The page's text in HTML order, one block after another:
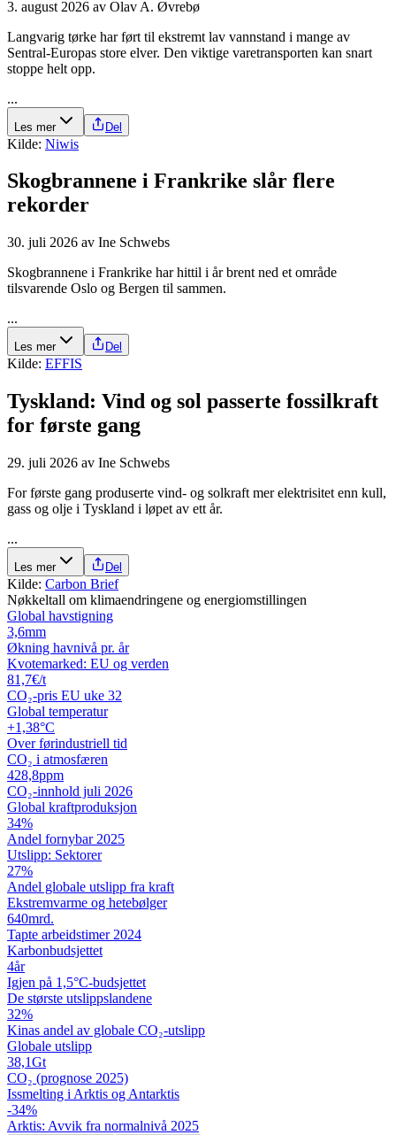
3. august 2026 av Olav A. Øvrebø
Langvarig tørke har ført til ekstremt lav vannstand i mange av
Sentral-Europas store elver. Den viktige varetransporten kan snart
stoppe helt opp.
...
Les mer Del
Kilde: Niwis
Skogbrannene i Frankrike slår flere
rekorder
30. juli 2026 av Ine Schwebs
Skogbrannene i Frankrike har hittil i år brent ned et område
tilsvarende Oslo og Bergen til sammen.
...
Les mer Del
Kilde: EFFIS
Tyskland: Vind og sol passerte fossilkraft
for første gang
29. juli 2026 av Ine Schwebs
For første gang produserte vind- og solkraft mer elektrisitet enn kull,
gass og olje i Tyskland i løpet av ett år.
...
Les mer Del
Kilde: Carbon Brief
Nøkkeltall om klimaendringene og energiomstillingen
Global havstigning
3,6mm
Økning havnivå pr. år
Kvotemarked: EU og verden
81,7€/t
CO₂-pris EU uke 32
Global temperatur
+1,38°C
Over førindustriell tid
CO₂ i atmosfæren
428,8ppm
CO₂-innhold juli 2026
Global kraftproduksjon
34%
Andel fornybar 2025
Utslipp: Sektorer
27%
Andel globale utslipp fra kraft
Ekstremvarme og hetebølger
640mrd.
Tapte arbeidstimer 2024
Karbon­budsjettet
4år
Igjen på 1,5°C-budsjettet
De største utslipps­landene
32%
Kinas andel av globale CO₂-utslipp
Globale utslipp
38,1Gt
CO₂ (prognose 2025)
Issmelting i Arktis og Antarktis
-34%
Arktis: Avvik fra normalnivå 2025